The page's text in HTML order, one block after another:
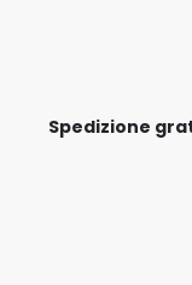
Spedizione